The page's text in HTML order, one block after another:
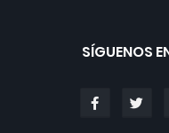
SÍGUENOS